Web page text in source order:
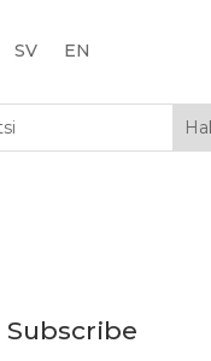
SV EN
Subscribe